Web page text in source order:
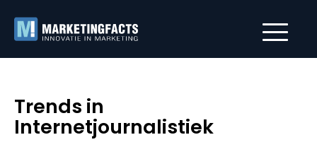
Trends in
Internetjournalistiek